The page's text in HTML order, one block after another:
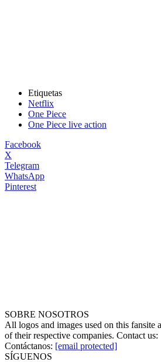
Etiquetas
Netflix
One Piece
One Piece live action
Facebook
X
Telegram
WhatsApp
Pinterest
SOBRE NOSOTROS
All logos and images used on this fansite
of their respective companies. Contact us:
Contáctanos: [email protected]
SÍGUENOS